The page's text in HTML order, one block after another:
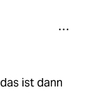
ist dann